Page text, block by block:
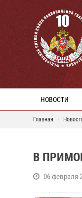
НОВОСТИ
Главная
В
06 февраля